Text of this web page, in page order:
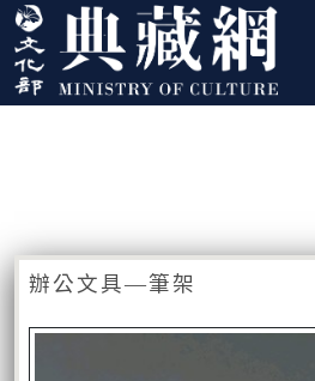
跳到主要內容
:::
辦公文具—筆架